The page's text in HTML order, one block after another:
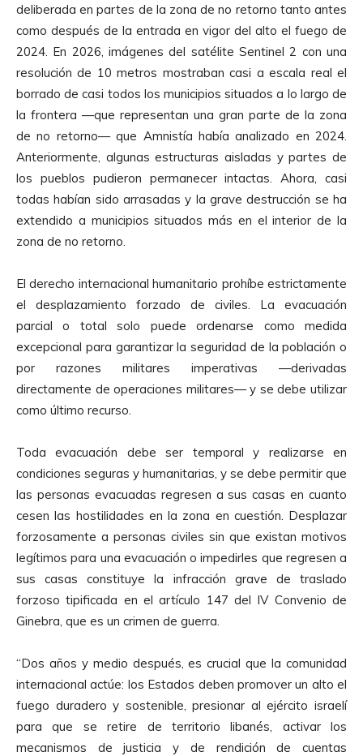
deliberada en partes de la zona de no retorno tanto antes
como después de la entrada en vigor del alto el fuego de
2024. En 2026, imágenes del satélite Sentinel 2 con una
resolución de 10 metros mostraban casi a escala real el
borrado de casi todos los municipios situados a lo largo de
la frontera —que representan una gran parte de la zona
de no retorno— que Amnistía había analizado en 2024.
Anteriormente, algunas estructuras aisladas y partes de
los pueblos pudieron permanecer intactas. Ahora, casi
todas habían sido arrasadas y la grave destrucción se ha
extendido a municipios situados más en el interior de la
zona de no retorno.
El derecho internacional humanitario prohíbe estrictamente
el desplazamiento forzado de civiles. La evacuación
parcial o total solo puede ordenarse como medida
excepcional para garantizar la seguridad de la población o
por razones militares imperativas —derivadas
directamente de operaciones militares— y se debe utilizar
como último recurso.
Toda evacuación debe ser temporal y realizarse en
condiciones seguras y humanitarias, y se debe permitir que
las personas evacuadas regresen a sus casas en cuanto
cesen las hostilidades en la zona en cuestión. Desplazar
forzosamente a personas civiles sin que existan motivos
legítimos para una evacuación o impedirles que regresen a
sus casas constituye la infracción grave de traslado
forzoso tipificada en el artículo 147 del IV Convenio de
Ginebra, que es un crimen de guerra.
“Dos años y medio después, es crucial que la comunidad
internacional actúe: los Estados deben promover un alto el
fuego duradero y sostenible, presionar al ejército israelí
para que se retire de territorio libanés, activar los
mecanismos de justicia y de rendición de cuentas